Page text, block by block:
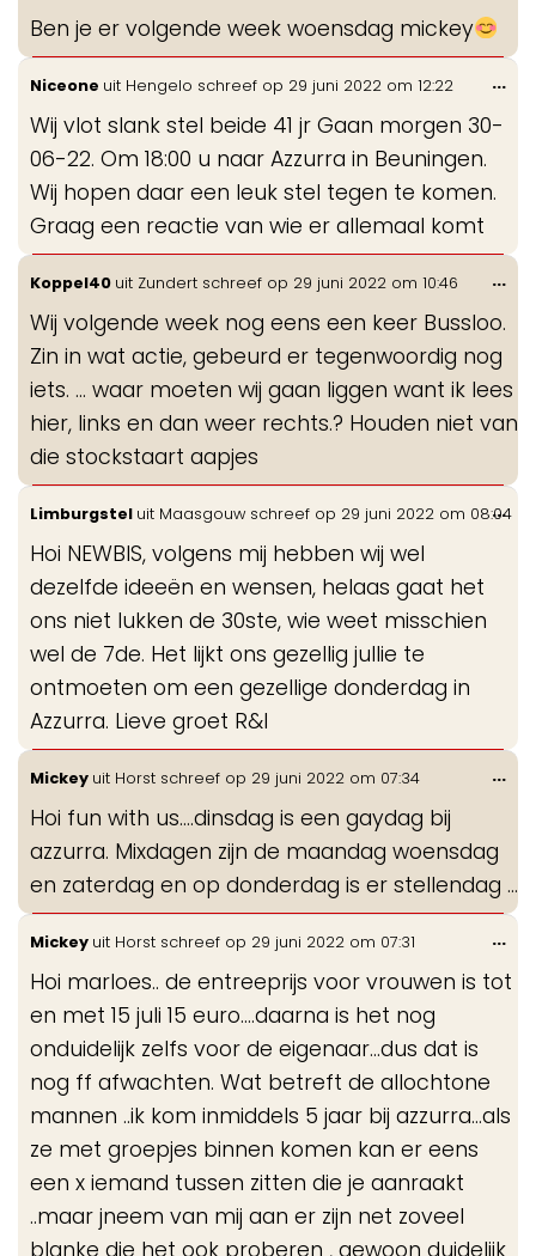
Ben je er volgende week woensdag mickey
Niceone uit Hengelo schreef op 29 juni 2022 om 12:22
Wij vlot slank stel beide 41 jr Gaan morgen 30-
06-22. Om 18:00 u naar Azzurra in Beuningen.
Wij hopen daar een leuk stel tegen te komen.
Graag een reactie van wie er allemaal komt
...
Koppel40 uit Zundert schreef op 29 juni 2022 om 10:46
Wij volgende week nog eens een keer Bussloo.
Zin in wat actie, gebeurd er tegenwoordig nog
iets. … waar moeten wij gaan liggen want ik lees
hier, links en dan weer rechts.? Houden niet van
die stockstaart aapjes
...
Limburgstel uit Maasgouw schreef op 29 juni 2022 om 08:04
Hoi NEWBIS, volgens mij hebben wij wel
dezelfde ideeën en wensen, helaas gaat het
ons niet lukken de 30ste, wie weet misschien
wel de 7de. Het lijkt ons gezellig jullie te
ontmoeten om een gezellige donderdag in
Azzurra. Lieve groet R&I
...
Mickey uit Horst schreef op 29 juni 2022 om 07:34
Hoi fun with us....dinsdag is een gaydag bij
azzurra. Mixdagen zijn de maandag woensdag
en zaterdag en op donderdag is er stellendag ...
...
Mickey uit Horst schreef op 29 juni 2022 om 07:31
Hoi marloes.. de entreeprijs voor vrouwen is tot
en met 15 juli 15 euro....daarna is het nog
onduidelijk zelfs voor de eigenaar...dus dat is
nog ff afwachten. Wat betreft de allochtone
mannen ..ik kom inmiddels 5 jaar bij azzurra...als
ze met groepjes binnen komen kan er eens
een x iemand tussen zitten die je aanraakt
..maar jneem van mij aan er zijn net zoveel
blanke die het ook proberen , gewoon duidelijk
...